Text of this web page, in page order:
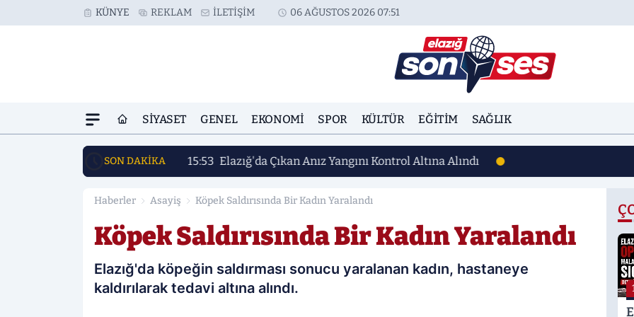
KÜNYE REKLAM İLETIŞIM 06 AĞUSTOS 2026 07:51
SIYASET GENEL EKONOMI SPOR KÜLTÜR EĞITIM SAĞLIK
SON DAKİKA 15:53 Elazığ'da Çıkan Anız Yangını Kontrol Altına Alındı
Haberler Asayiş Köpek Saldırısında Bir Kadın Yaralandı
Köpek Saldırısında Bir Kadın Yaralandı
Elazığ'da köpeğin saldırması sonucu yaralanan kadın, hastaneye
kaldırılarak tedavi altına alındı.